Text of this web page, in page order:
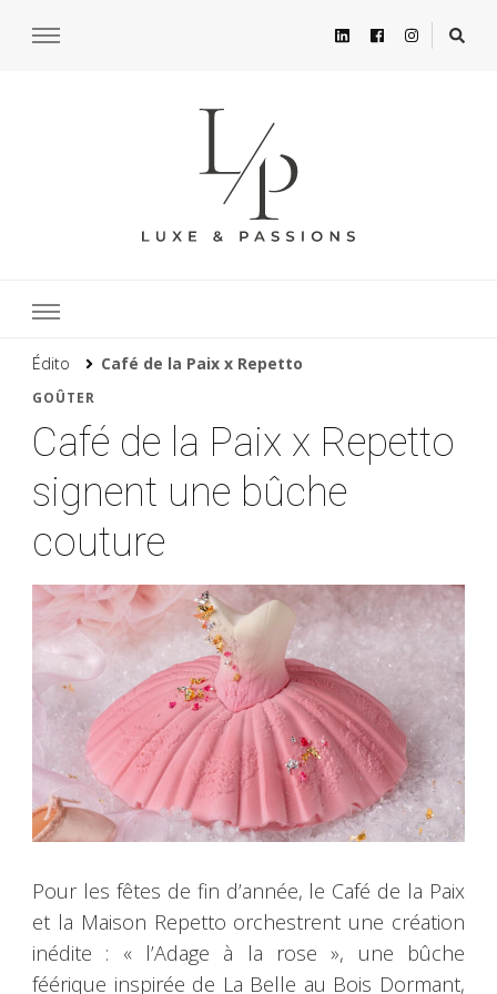
Édito Café de la Paix x Repetto
GOÛTER
Café de la Paix x Repetto
signent une bûche
couture
Pour les fêtes de fin d’année, le Café de la Paix
et la Maison Repetto orchestrent une création
inédite : « l’Adage à la rose », une bûche
féérique inspirée de La Belle au Bois Dormant,